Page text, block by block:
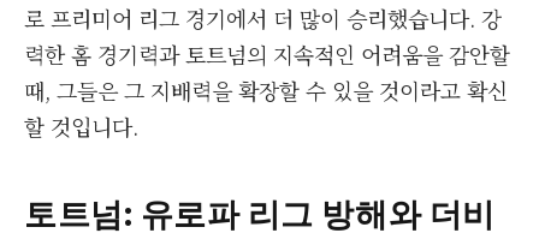
로 프리미어 리그 경기에서 더 많이 승리했습니다. 강
력한 홈 경기력과 토트넘의 지속적인 어려움을 감안할
때, 그들은 그 지배력을 확장할 수 있을 것이라고 확신
할 것입니다.
토트넘: 유로파 리그 방해와 더비